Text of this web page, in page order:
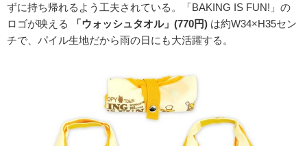
ずに持ち帰れるよう工夫されている。「BAKING IS FUN!」の
ロゴが映える
「ウォッシュタオル」(770円) は約W34×H35セン
チで、パイル生地だから雨の日にも大活躍する。